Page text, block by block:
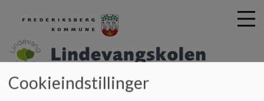
Lindevangskolen
Cookieindstillinger